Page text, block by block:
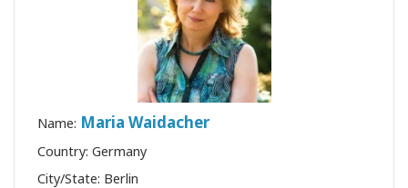
Name: Maria Waidacher
Country: Germany
City/State: Berlin